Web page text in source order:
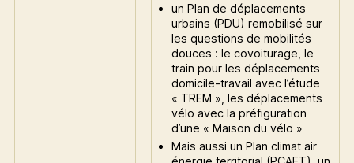
un Plan de déplacements
urbains (PDU) remobilisé sur
les questions de mobilités
douces : le covoiturage, le
train pour les déplacements
domicile-travail avec l’étude
« TREM », les déplacements
vélo avec la préfiguration
d’une « Maison du vélo »
Mais aussi un Plan climat air